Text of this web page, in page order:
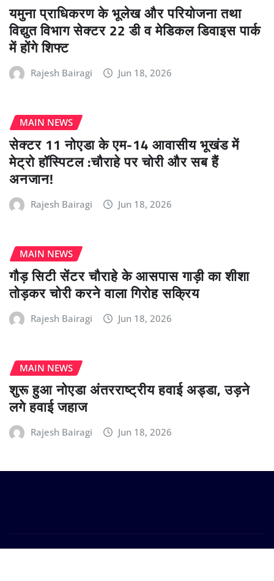
यमुना प्राधिकरण के भूलेख और परियोजना तथा
विद्युत विभाग सेक्टर 22 डी व मेडिकल डिवाइस पार्क
में होंगे शिफ्ट
Rajesh Bairagi Jun 18, 2026
MAIN NEWS
सेक्टर 11 नोएडा के एम-14 आवासीय भूखंड में
मेट्रो हॉस्पिटल :चौराहे पर चोरी और सब हैं
अनजान!
Rajesh Bairagi Jun 18, 2026
MAIN NEWS
गौड़ सिटी सेंटर चौराहे के आसपास गाड़ी का शीशा
तोड़कर चोरी करने वाला गिरोह सक्रिय
Rajesh Bairagi Jun 18, 2026
MAIN NEWS
शुरू हुआ नोएडा अंतरराष्ट्रीय हवाई अड्डा, उड़ने
लगे हवाई जहाज
Rajesh Bairagi Jun 18, 2026